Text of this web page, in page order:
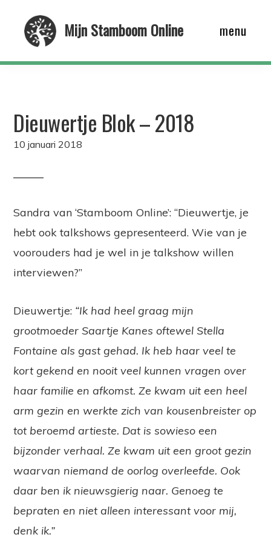
Mijn Stamboom Online menu
Dieuwertje Blok – 2018
10 januari 2018
Sandra van ‘Stamboom Online’: “Dieuwertje, je
hebt ook talkshows gepresenteerd. Wie van je
voorouders had je wel in je talkshow willen
interviewen?”
Dieuwertje: “Ik had heel graag mijn
grootmoeder Saartje Kanes oftewel Stella
Fontaine als gast gehad. Ik heb haar veel te
kort gekend en nooit veel kunnen vragen over
haar familie en afkomst. Ze kwam uit een heel
arm gezin en werkte zich van kousenbreister op
tot beroemd artieste. Dat is sowieso een
bijzonder verhaal. Ze kwam uit een groot gezin
waarvan niemand de oorlog overleefde. Ook
daar ben ik nieuwsgierig naar. Genoeg te
bepraten en niet alleen interessant voor mij,
denk ik.”